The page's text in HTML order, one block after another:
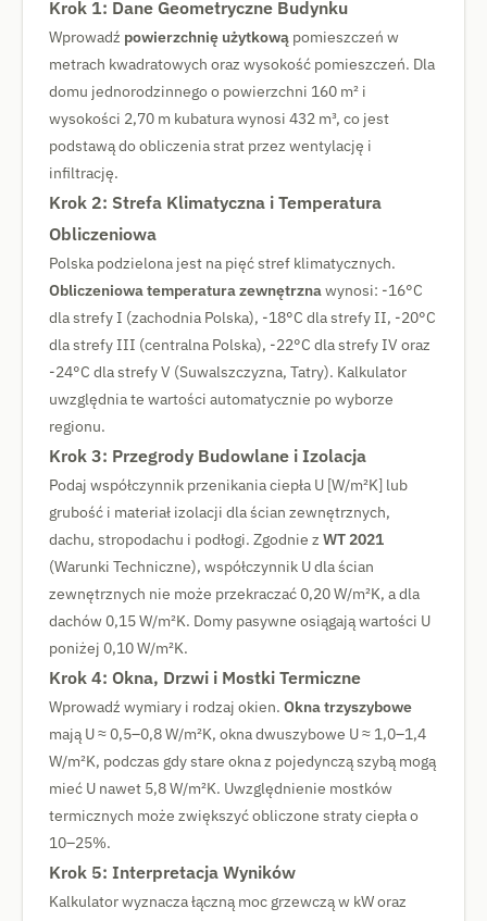
Krok 1: Dane Geometryczne Budynku
Wprowadź powierzchnię użytkową pomieszczeń w
metrach kwadratowych oraz wysokość pomieszczeń. Dla
domu jednorodzinnego o powierzchni 160 m² i
wysokości 2,70 m kubatura wynosi 432 m³, co jest
podstawą do obliczenia strat przez wentylację i
infiltrację.
Krok 2: Strefa Klimatyczna i Temperatura
Obliczeniowa
Polska podzielona jest na pięć stref klimatycznych.
Obliczeniowa temperatura zewnętrznawynosi: -16°C
dla strefy I (zachodnia Polska), -18°C dla strefy II, -20°C
dla strefy III (centralna Polska), -22°C dla strefy IV oraz
-24°C dla strefy V (Suwalszczyzna, Tatry). Kalkulator
uwzględnia te wartości automatycznie po wyborze
regionu.
Krok 3: Przegrody Budowlane i Izolacja
Podaj współczynnik przenikania ciepła U [W/m²K] lub
grubość i materiał izolacji dla ścian zewnętrznych,
dachu, stropodachu i podłogi. Zgodnie z WT 2021
(Warunki Techniczne), współczynnik U dla ścian
zewnętrznych nie może przekraczać 0,20 W/m²K, a dla
dachów 0,15 W/m²K. Domy pasywne osiągają wartości U
poniżej 0,10 W/m²K.
Krok 4: Okna, Drzwi i Mostki Termiczne
Wprowadź wymiary i rodzaj okien. Okna trzyszybowe
mają U ≈ 0,5–0,8 W/m²K, okna dwuszybowe U ≈ 1,0–1,4
W/m²K, podczas gdy stare okna z pojedynczą szybą mogą
mieć U nawet 5,8 W/m²K. Uwzględnienie mostków
termicznych może zwiększyć obliczone straty ciepła o
10–25%.
Krok 5: Interpretacja Wyników
Kalkulator wyznacza łączną moc grzewczą w kW oraz